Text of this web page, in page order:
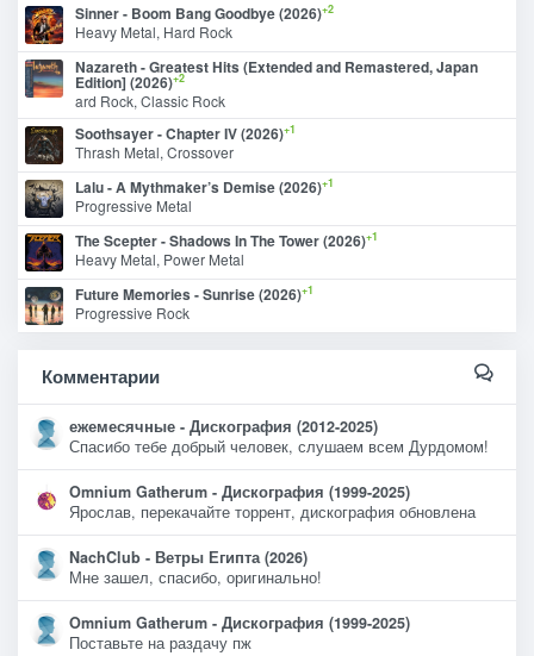
Sinner - Boom Bang Goodbye (2026)+2
Heavy Metal, Hard Rock
Nazareth - Greatest Hits (Extended and Remastered, Japan
Edition] (2026)+2
ard Rock, Classic Rock
Soothsayer - Chapter IV (2026)+1
Thrash Metal, Crossover
Lalu - A Mythmaker’s Demise (2026)+1
Progressive Metal
The Scepter - Shadows In The Tower (2026)+1
Heavy Metal, Power Metal
Future Memories - Sunrise (2026)+1
Progressive Rock
Комментарии
ежемесячные - Дискография (2012-2025)
Спасибо тебе добрый человек, слушаем всем Дурдомом!
Omnium Gatherum - Дискография (1999-2025)
Ярослав, перекачайте торрент, дискография обновлена
NachClub - Ветры Египта (2026)
Мне зашел, спасибо, оригинально!
Omnium Gatherum - Дискография (1999-2025)
Поставьте на раздачу пж